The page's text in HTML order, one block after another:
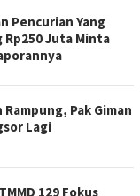
Pencurian Yang
Juta Minta
Pak Giman
Lagi
129 Fokus